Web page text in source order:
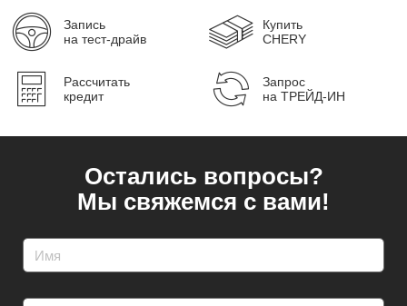
Запись
на тест-драйв
Купить
CHERY
Рассчитать
кредит
Запрос
на ТРЕЙД-ИН
Остались вопросы?
Мы свяжемся с вами!